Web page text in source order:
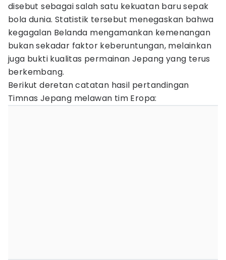
disebut sebagai salah satu kekuatan baru sepak
bola dunia. Statistik tersebut menegaskan bahwa
kegagalan Belanda mengamankan kemenangan
bukan sekadar faktor keberuntungan, melainkan
juga bukti kualitas permainan Jepang yang terus
berkembang.
Berikut deretan catatan hasil pertandingan
Timnas Jepang melawan tim Eropa: